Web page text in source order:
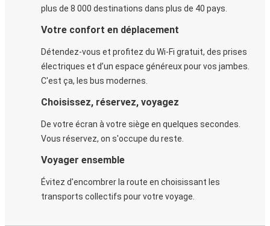
plus de 8 000 destinations dans plus de 40 pays.
Votre confort en déplacement
Détendez-vous et profitez du Wi-Fi gratuit, des prises
électriques et d’un espace généreux pour vos jambes.
C'est ça, les bus modernes.
Choisissez, réservez, voyagez
De votre écran à votre siège en quelques secondes.
Vous réservez, on s'occupe du reste.
Voyager ensemble
Évitez d'encombrer la route en choisissant les
transports collectifs pour votre voyage.